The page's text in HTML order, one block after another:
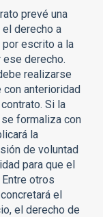
prevé una
derecho a
por escrito a la
derecho.
realizarse
anterioridad
Si la
formaliza con
la
de voluntad
para que el
otros
el
el derecho de